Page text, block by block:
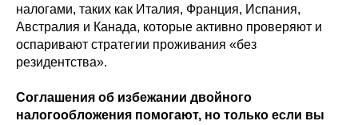
налогами, таких как Италия, Франция, Испания,
Австралия и Канада, которые активно проверяют и
оспаривают стратегии проживания «без
резидентства».
Соглашения об избежании двойного
налогообложения помогают, но только если вы